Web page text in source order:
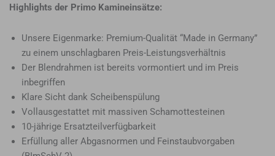
Highlights der Primo Kamineinsätze:
Unsere Eigenmarke: Premium-Qualität “Made in Germany”
zu einem unschlagbaren Preis-Leistungsverhältnis
Der Blendrahmen ist bereits vormontiert und im Preis
inbegriffen
Klare Sicht dank Scheibenspülung
Vollausgestattet mit massiven Schamottesteinen
10-jährige Ersatzteilverfügbarkeit
Erfüllung aller Abgasnormen und Feinstaubvorgaben